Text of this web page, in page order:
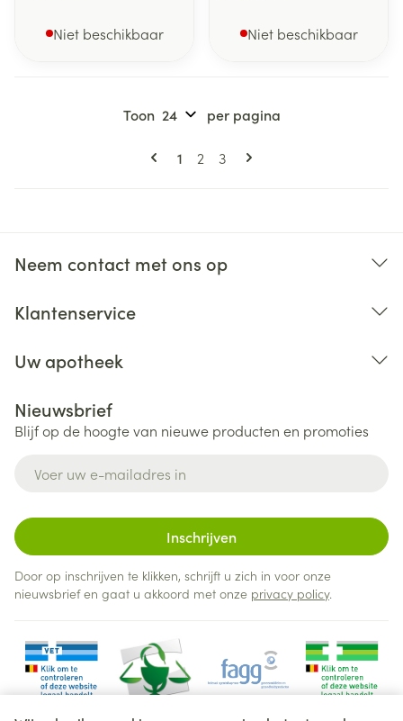
Niet beschikbaar Niet beschikbaar
Pagina's
U lees momenteel pagina
1 Pagina
2 Pagina
3
Toon per pagina
Neem contact met ons op
Klantenservice
Uw apotheek
Nieuwsbrief
Blijf op de hoogte van nieuwe producten en promoties
Inschrijven
Door op inschrijven te klikken, schrijft u zich in voor onze
nieuwsbrief en gaat u akkoord met onze privacy policy.